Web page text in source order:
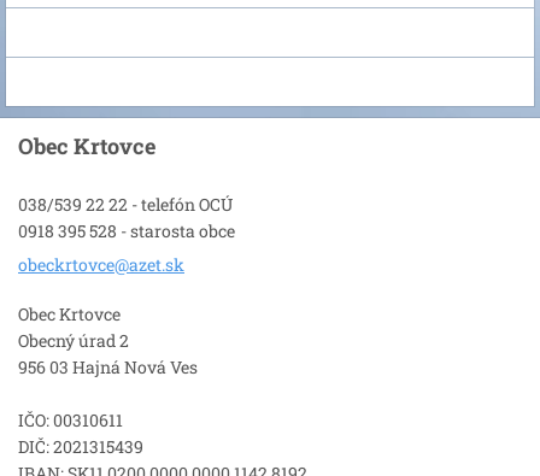
Obec Krtovce
038/539 22 22 - telefón OCÚ
0918 395 528 - starosta obce
obeckrtovce@azet.sk
Obec Krtovce
Obecný úrad 2
956 03 Hajná Nová Ves
IČO: 00310611
DIČ: 2021315439